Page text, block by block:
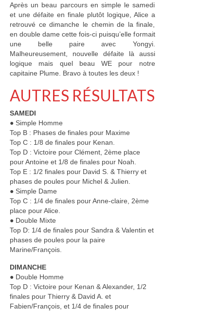
Formations encadrant bénévole
Bénévoles
Contact
Après un beau parcours en simple le samedi
et une défaite en finale plutôt logique, Alice a
retrouvé ce dimanche le chemin de la finale,
en double dame cette fois-ci puisqu’elle formait
une belle paire avec Yongyi.
Malheureusement, nouvelle défaite là aussi
logique mais quel beau WE pour notre
capitaine Plume. Bravo à toutes les deux !
AUTRES RÉSULTATS
SAMEDI
● Simple Homme
Top B : Phases de finales pour Maxime
Top C : 1/8 de finales pour Kenan.
Top D : Victoire pour Clément, 2ème place
pour Antoine et 1/8 de finales pour Noah.
Top E : 1/2 finales pour David S. & Thierry et
phases de poules pour Michel & Julien.
● Simple Dame
Top C : 1/4 de finales pour Anne-claire, 2ème
place pour Alice.
● Double Mixte
Top D: 1/4 de finales pour Sandra & Valentin et
phases de poules pour la paire
Marine/François.
DIMANCHE
● Double Homme
Top D : Victoire pour Kenan & Alexander, 1/2
finales pour Thierry & David A. et
Fabien/François, et 1/4 de finales pour